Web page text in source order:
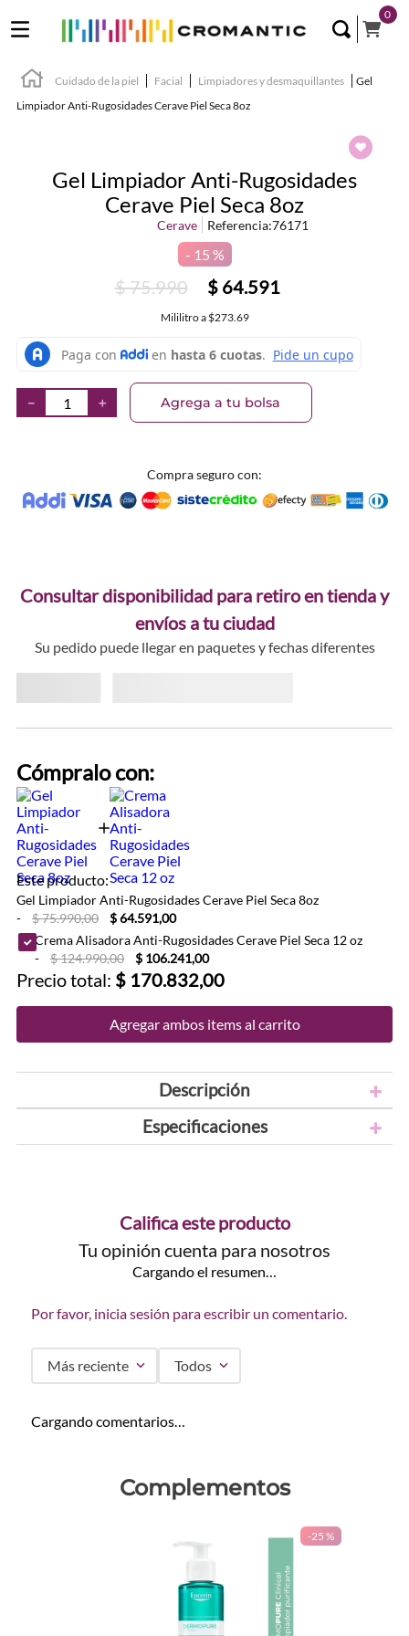
0
Cuidado de la piel Facial Limpiadores y desmaquillantes
Gel
Limpiador Anti-Rugosidades Cerave Piel Seca 8oz
Gel Limpiador Anti-Rugosidades
Cerave Piel Seca 8oz
Cerave Referencia:76171
15 %
$75.990 $ 64.591
Mililitroa $273.69
＋
－ Agrega a tu bolsa
Compra seguro con:
Consultar disponibilidad para retiro en tienda y
envíos a tu ciudad
Su pedido puede llegar en paquetes y fechas diferentes
Cómpralo con:
Este producto:
Gel Limpiador Anti-Rugosidades Cerave Piel Seca 8oz
-
$ 75.990,00
$ 64.591,00
Crema Alisadora Anti-Rugosidades Cerave Piel Seca 12 oz
-
$ 124.990,00 $ 106.241,00
Precio total: $ 170.832,00
Agregar ambos items al carrito
Descripción
Especificaciones
Califica este producto
Tu opinión cuenta para nosotros
Cargando el resumen…
Por favor, inicia sesión para escribir un comentario.
Más reciente Todos
Cargando comentarios…
Complementos
-25 %